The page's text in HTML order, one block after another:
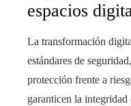
espacios
La transformación
estándares de
protección frente a
garanticen la